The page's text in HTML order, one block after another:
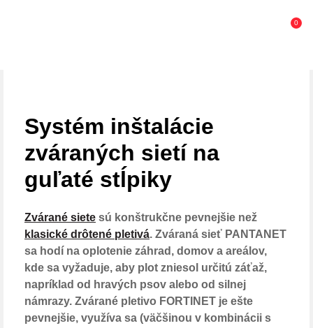
0
Systém inštalácie
zváraných sietí na
guľaté stĺpiky
Zvárané siete
klasické drôtené pletivá. Zváraná sieť PANTANET
sa hodí na oplotenie záhrad, domov a areálov,
kde sa vyžaduje, aby plot zniesol určitú záťaž,
napríklad od hravých psov alebo od silnej
námrazy. Zvárané pletivo FORTINET je ešte